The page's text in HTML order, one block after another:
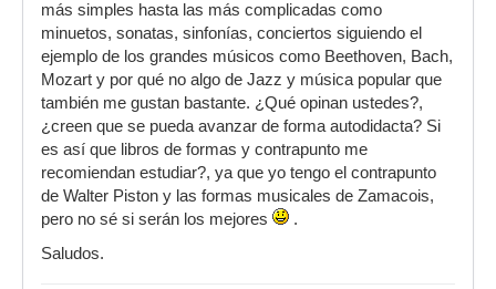
más simples hasta las más complicadas como
minuetos, sonatas, sinfonías, conciertos siguiendo el
ejemplo de los grandes músicos como Beethoven, Bach,
Mozart y por qué no algo de Jazz y música popular que
también me gustan bastante. ¿Qué opinan ustedes?,
¿creen que se pueda avanzar de forma autodidacta? Si
es así que libros de formas y contrapunto me
recomiendan estudiar?, ya que yo tengo el contrapunto
de Walter Piston y las formas musicales de Zamacois,
pero no sé si serán los mejores
.
Saludos.